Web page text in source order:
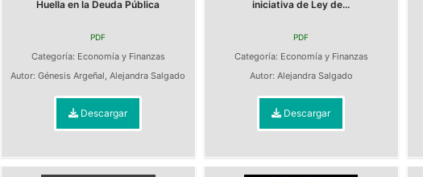
Huella en la Deuda Pública
PDF
Categoría: Economía y Finanzas
Autor:Génesis Argeñal,Alejandra Salgado
Descargar
iniciativa de Ley de...
PDF
Categoría: Economía y Finanzas
Autor: Alejandra Salgado
Descargar